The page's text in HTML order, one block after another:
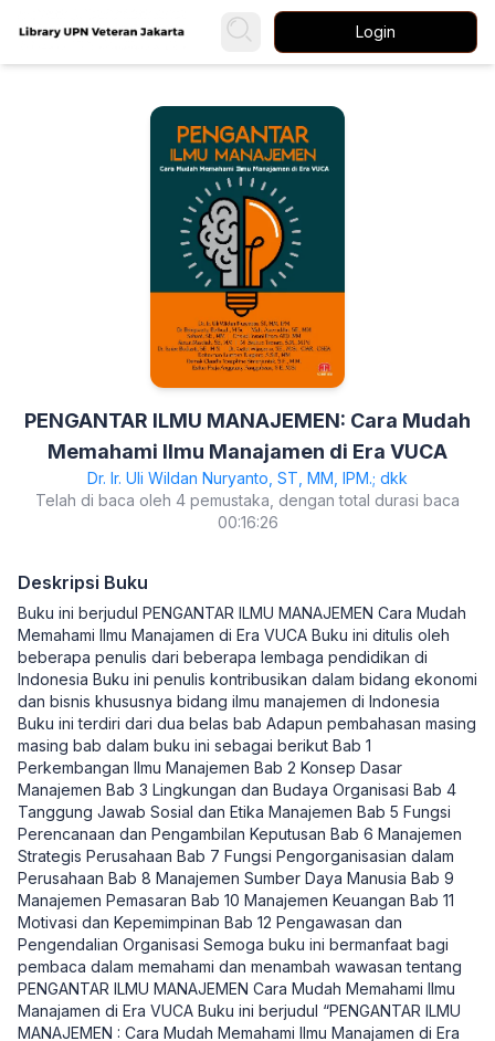
Login
PENGANTAR ILMU MANAJEMEN: Cara Mudah
Memahami Ilmu Manajamen di Era VUCA
Dr. Ir. Uli Wildan Nuryanto, ST, MM, IPM.; dkk
Telah di baca oleh 4 pemustaka, dengan total durasi baca
00:16:26
Deskripsi Buku
Buku ini berjudul PENGANTAR ILMU MANAJEMEN Cara Mudah
Memahami Ilmu Manajamen di Era VUCA Buku ini ditulis oleh
beberapa penulis dari beberapa lembaga pendidikan di
Indonesia Buku ini penulis kontribusikan dalam bidang ekonomi
dan bisnis khususnya bidang ilmu manajemen di Indonesia
Buku ini terdiri dari dua belas bab Adapun pembahasan masing
masing bab dalam buku ini sebagai berikut Bab 1
Perkembangan Ilmu Manajemen Bab 2 Konsep Dasar
Manajemen Bab 3 Lingkungan dan Budaya Organisasi Bab 4
Tanggung Jawab Sosial dan Etika Manajemen Bab 5 Fungsi
Perencanaan dan Pengambilan Keputusan Bab 6 Manajemen
Strategis Perusahaan Bab 7 Fungsi Pengorganisasian dalam
Perusahaan Bab 8 Manajemen Sumber Daya Manusia Bab 9
Manajemen Pemasaran Bab 10 Manajemen Keuangan Bab 11
Motivasi dan Kepemimpinan Bab 12 Pengawasan dan
Pengendalian Organisasi Semoga buku ini bermanfaat bagi
pembaca dalam memahami dan menambah wawasan tentang
PENGANTAR ILMU MANAJEMEN Cara Mudah Memahami Ilmu
Manajamen di Era VUCA Buku ini berjudul “PENGANTAR ILMU
MANAJEMEN : Cara Mudah Memahami Ilmu Manajamen di Era